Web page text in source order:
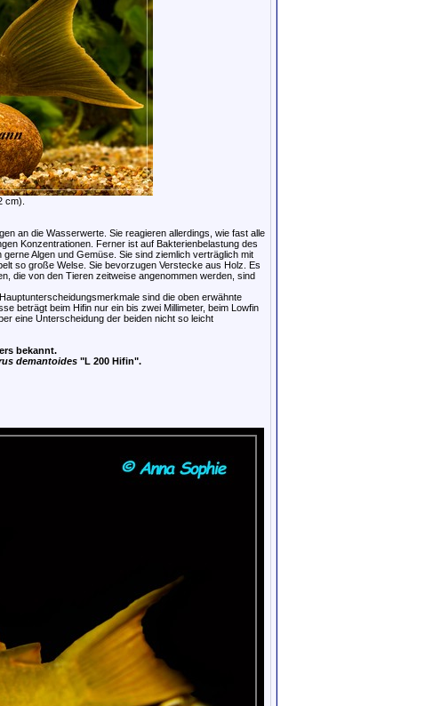
cm).
an die Wasserwerte. Sie reagieren allerdings, wie fast alle
Konzentrationen. Ferner ist auf Bakterienbelastung des
Algen und Gemüse. Sie sind ziemlich verträglich mit
so große Welse. Sie bevorzugen Verstecke aus Holz. Es
die von den Tieren zeitweise angenommen werden, sind
sind die oben erwähnte
beträgt beim Hifin nur ein bis zwei Millimeter, beim Lowfin
eine Unterscheidung der beiden nicht so leicht
bekannt.
demantoides"L 200 Hifin".